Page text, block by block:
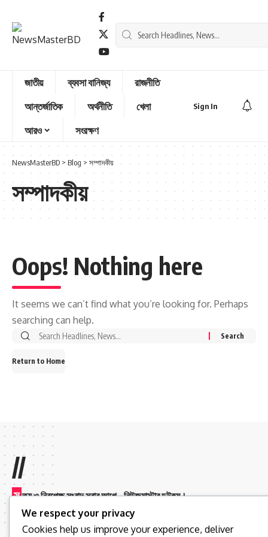
জাতীয় ব্যবসা বানিজ্য
রাজনীতি
আন্তর্জাতিক
অর্থনীতি
খেলা
আরও
সংরক্ষণ
Sign In
NewsMasterBD >Blog > সম্পাদকীয়
সম্পাদকীয়
Oops! Nothing here
It seems we can’t find what you’re looking for. Perhaps
searching can help.
Return to Home
//
স ত্য ও নিরপেক্ষ সংবাদ সবার আগে – নিউজমাস্টার ডটকম।
We respect your privacy
Cookies help us improve your experience, deliver